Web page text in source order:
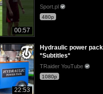
00:57
Sport.pl
480p
22:53
Hydraulic power
*Subtitles*
TRaider YouTube
1080p